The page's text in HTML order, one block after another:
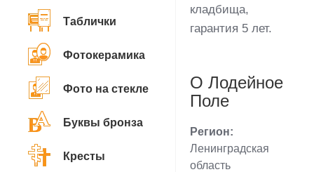
кладбища,
гарантия 5 лет.
О Лодейное
Поле
Регион:
Ленинградская
область
Таблички
Фотокерамика
Фото на стекле
Буквы бронза
Кресты